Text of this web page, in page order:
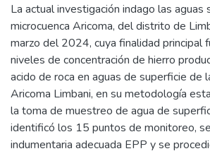
La actual investigación indago las aguas
microcuenca Aricoma, del distrito de
marzo del 2024, cuya finalidad principal
niveles de concentración de hierro
acido de roca en aguas de superficie de
Aricoma Limbani, en su metodología
la toma de muestreo de agua de
identificó los 15 puntos de monitoreo,
indumentaria adecuada EPP y se